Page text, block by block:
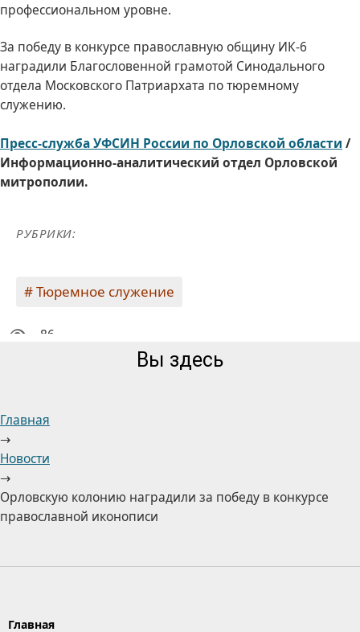
профессиональном уровне.
За победу в конкурсе православную общину ИК-6
наградили Благословенной грамотой Синодального
отдела Московского Патриархата по тюремному
служению.
Пресс-служба УФСИН России по Орловской области /
Информационно-аналитический отдел Орловской
митрополии.
РУБРИКИ:
Тюремное служение
86
Вы здесь
Главная
→
Новости
→
Орловскую колонию наградили за победу в конкурсе
православной иконописи
Главная